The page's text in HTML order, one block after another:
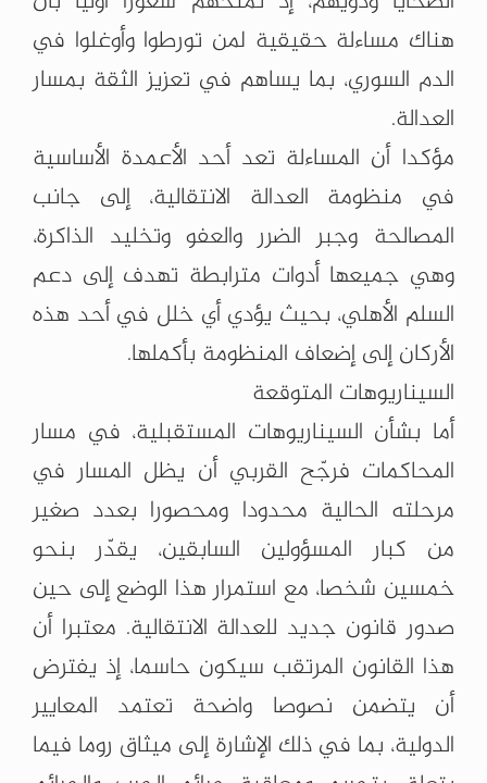
هناك مساءلة حقيقية لمن تورطوا وأوغلوا في
الدم السوري، بما يساهم في تعزيز الثقة بمسار
العدالة.
مؤكدا أن المساءلة تعد أحد الأعمدة الأساسية
في منظومة العدالة الانتقالية، إلى جانب
المصالحة وجبر الضرر والعفو وتخليد الذاكرة،
وهي جميعها أدوات مترابطة تهدف إلى دعم
السلم الأهلي، بحيث يؤدي أي خلل في أحد هذه
الأركان إلى إضعاف المنظومة بأكملها.
السيناريوهات المتوقعة
أما بشأن السيناريوهات المستقبلية، في مسار
المحاكمات فرجّح القربي أن يظل المسار في
مرحلته الحالية محدودا ومحصورا بعدد صغير
من كبار المسؤولين السابقين، يقدّر بنحو
خمسين شخصا، مع استمرار هذا الوضع إلى حين
صدور قانون جديد للعدالة الانتقالية. معتبرا أن
هذا القانون المرتقب سيكون حاسما، إذ يفترض
أن يتضمن نصوصا واضحة تعتمد المعايير
الدولية، بما في ذلك الإشارة إلى ميثاق روما فيما